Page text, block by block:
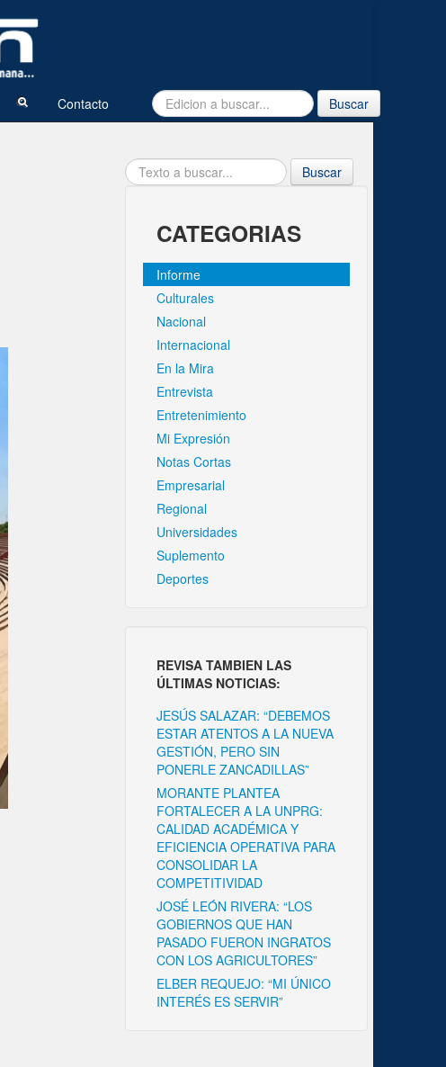
Contacto Buscar
Buscar
CATEGORIAS
Informe
Culturales
Nacional
Internacional
En la Mira
Entrevista
Entretenimiento
Mi Expresión
Notas Cortas
Empresarial
Regional
Universidades
Suplemento
Deportes
REVISA TAMBIEN LAS
ÚLTIMAS NOTICIAS:
JESÚS SALAZAR: “DEBEMOS
ESTAR ATENTOS A LA NUEVA
GESTIÓN, PERO SIN
PONERLE ZANCADILLAS”
MORANTE PLANTEA
FORTALECER A LA UNPRG:
CALIDAD ACADÉMICA Y
EFICIENCIA OPERATIVA PARA
CONSOLIDAR LA
COMPETITIVIDAD
JOSÉ LEÓN RIVERA: “LOS
GOBIERNOS QUE HAN
PASADO FUERON INGRATOS
CON LOS AGRICULTORES”
ELBER REQUEJO: “MI ÚNICO
INTERÉS ES SERVIR”